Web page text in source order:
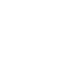
for Windows
for Windows